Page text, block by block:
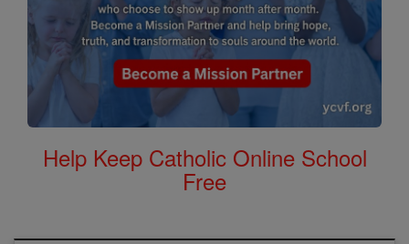
Help Keep Catholic Online School
Free